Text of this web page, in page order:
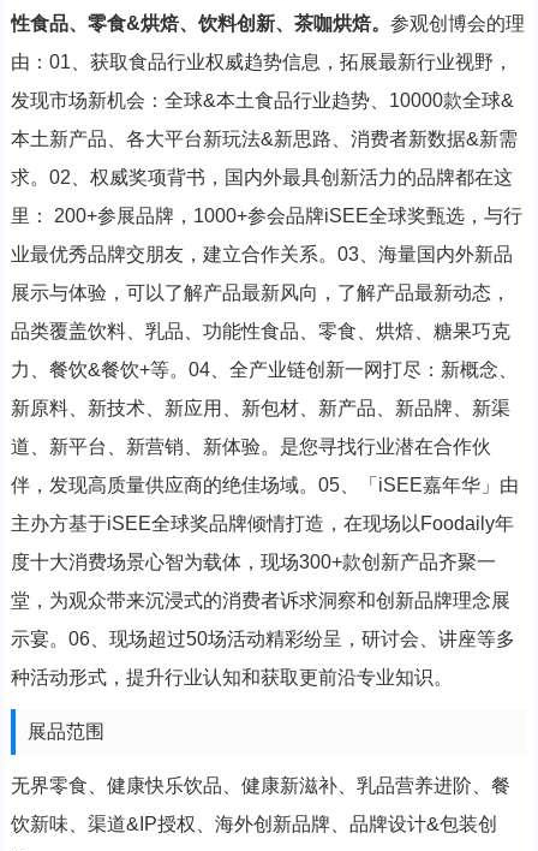
性食品、零食&烘焙、饮料创新、茶咖烘焙。 参观创博会的理
由：01、获取食品行业权威趋势信息，拓展最新行业视野，
发现市场新机会：全球&本土食品行业趋势、10000款全球&
本土新产品、各大平台新玩法&新思路、消费者新数据&新需
求。02、权威奖项背书，国内外最具创新活力的品牌都在这
里： 200+参展品牌，1000+参会品牌iSEE全球奖甄选，与行
业最优秀品牌交朋友，建立合作关系。03、海量国内外新品
展示与体验，可以了解产品最新风向，了解产品最新动态，
品类覆盖饮料、乳品、功能性食品、零食、烘焙、糖果巧克
力、餐饮&餐饮+等。04、全产业链创新一网打尽：新概念、
新原料、新技术、新应用、新包材、新产品、新品牌、新渠
道、新平台、新营销、新体验。是您寻找行业潜在合作伙
伴，发现高质量供应商的绝佳场域。05、「iSEE嘉年华」由
主办方基于iSEE全球奖品牌倾情打造，在现场以Foodaily年
度十大消费场景心智为载体，现场300+款创新产品齐聚一
堂，为观众带来沉浸式的消费者诉求洞察和创新品牌理念展
示宴。06、现场超过50场活动精彩纷呈，研讨会、讲座等多
种活动形式，提升行业认知和获取更前沿专业知识。
展品范围
无界零食、健康快乐饮品、健康新滋补、乳品营养进阶、餐
饮新味、渠道&IP授权、海外创新品牌、品牌设计&包装创